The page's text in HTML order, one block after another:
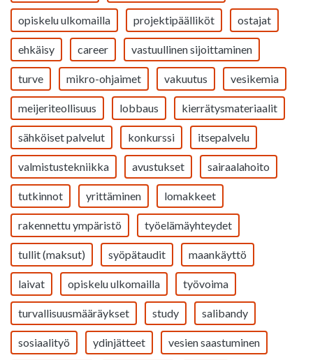
opiskelu ulkomailla projektipäälliköt ostajat
ehkäisy career vastuullinen sijoittaminen
turve mikro-ohjaimet vakuutus vesikemia
meijeriteollisuus lobbaus kierrätysmateriaalit
sähköiset palvelut konkurssi itsepalvelu
valmistustekniikka avustukset sairaalahoito
tutkinnot yrittäminen lomakkeet
rakennettu ympäristö työelämäyhteydet
tullit (maksut) syöpätaudit maankäyttö
laivat opiskelu ulkomailla työvoima
turvallisuusmääräykset study salibandy
sosiaalityö ydinjätteet vesien saastuminen